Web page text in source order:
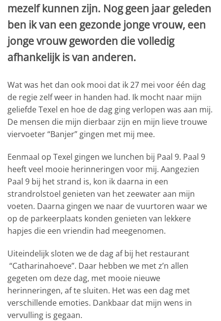
mezelf kunnen zijn. Nog geen jaar geleden
ben ik van een gezonde jonge vrouw, een
jonge vrouw geworden die volledig
afhankelijk is van anderen.
Wat was het dan ook mooi dat ik 27 mei voor één dag
de regie zelf weer in handen had. Ik mocht naar mijn
geliefde Texel en hoe de dag ging verlopen was aan mij.
De mensen die mijn dierbaar zijn en mijn lieve trouwe
viervoeter “Banjer” gingen met mij mee.
Eenmaal op Texel gingen we lunchen bij Paal 9. Paal 9
heeft veel mooie herinneringen voor mij. Aangezien
Paal 9 bij het strand is, kon ik daarna in een
strandrolstoel genieten van het zeewater aan mijn
voeten. Daarna gingen we naar de vuurtoren waar we
op de parkeerplaats konden genieten van lekkere
hapjes die een vriendin had meegenomen.
Uiteindelijk sloten we de dag af bij het restaurant
“Catharinahoeve”. Daar hebben we met z’n allen
gegeten om deze dag, met mooie nieuwe
herinneringen, af te sluiten. Het was een dag met
verschillende emoties. Dankbaar dat mijn wens in
vervulling is gegaan.